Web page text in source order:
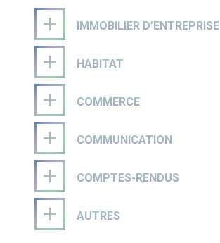
IMMOBILIER D’ENTREPRISE
HABITAT
COMMERCE
COMMUNICATION
COMPTES-RENDUS
AUTRES